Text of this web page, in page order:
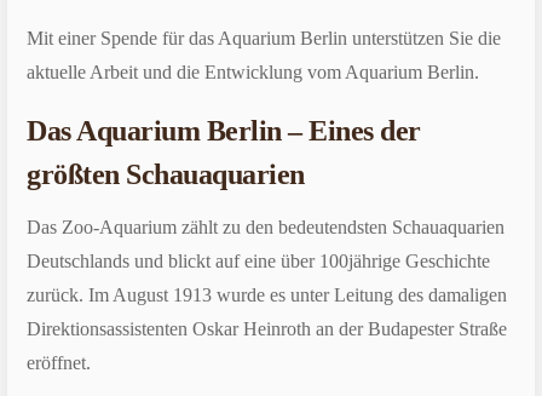
Mit einer Spende für das Aquarium Berlin unterstützen Sie die
aktuelle Arbeit und die Entwicklung vom Aquarium Berlin.
Das Aquarium Berlin – Eines der
größten Schauaquarien
Das Zoo-Aquarium zählt zu den bedeutendsten Schauaquarien
Deutschlands und blickt auf eine über 100jährige Geschichte
zurück. Im August 1913 wurde es unter Leitung des damaligen
Direktionsassistenten Oskar Heinroth an der Budapester Straße
eröffnet.